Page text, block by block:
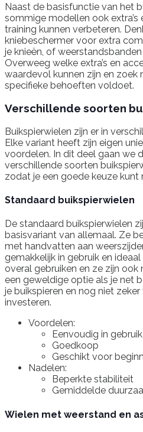
Naast de basisfunctie van het
sommige modellen ook extra’s
training kunnen verbeteren.
kniebeschermer voor extra
je knieën, of
Overweeg welke extra’s en
waardevol kunnen zijn en zoek
specifieke behoeften voldoet.
Verschillende soorten
Buikspierwielen zijn er in
Elke variant heeft zijn eigen
voordelen. In dit deel gaan we
verschillende soorten
zodat je een goede keuze kunt
Standaard buikspierwielen
De standaard buikspierwielen
basisvariant van allemaal. Ze
met handvatten aan
gemakkelijk in gebruik en
overal gebruiken en ze zijn ook
een geweldige optie als je net
je buikspieren en nog niet
investeren.
Voordelen:
Eenvoudig in gebruik
Goedkoop
Geschikt voor
Nadelen:
Beperkte stabiliteit
Gemiddelde
Wielen met weerstand en